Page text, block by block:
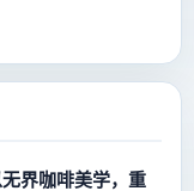
界咖啡美学，重